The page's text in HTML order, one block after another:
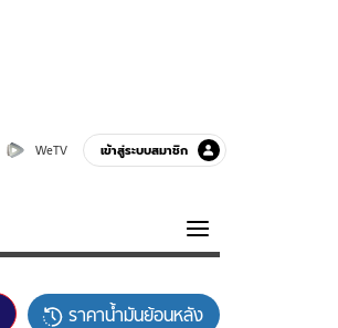
WeTV เข้าสู่ระบบสมาชิก
ความรู้รอบตัวราคาน้ำมันย้อนหลัง